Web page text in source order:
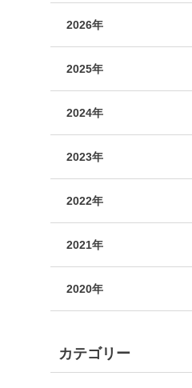
2026年
2025年
2024年
2023年
2022年
2021年
2020年
カテゴリー